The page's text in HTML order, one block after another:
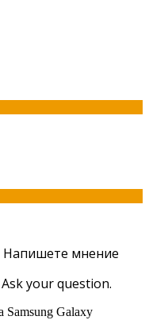
Напишете мнение
Ask your question.